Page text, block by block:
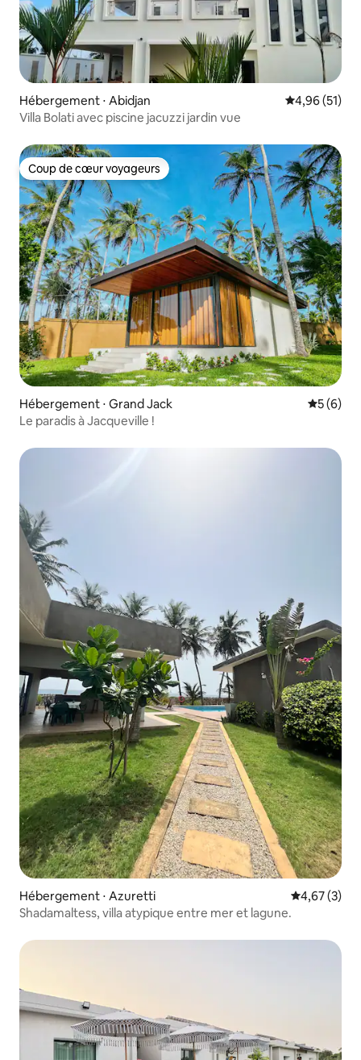
Hébergement ⋅ Abidjan Évaluation
4,96 (51)
Villa Bolati avec piscine jacuzzi jardin vue
Coup de cœur voyageurs
Coup de cœur voyageurs
Hébergement ⋅ Grand Jack
5 (6)
Le paradis à Jacqueville !
Hébergement ⋅ Azuretti Évaluation
4,67 (3)
Shadamaltess, villa atypique entre mer et lagune.